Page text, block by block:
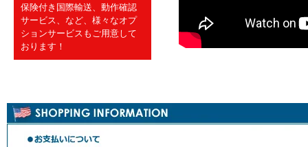
保険付き国際輸送、動作確認
サービス、など、様々なオプ
ションサービスもご用意して
おります！